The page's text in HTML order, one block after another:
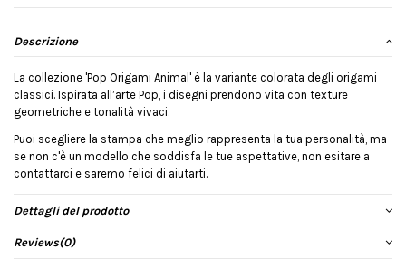
Descrizione
La collezione 'Pop Origami Animal' è la variante colorata degli origami
classici. Ispirata all’arte Pop, i disegni prendono vita con texture
geometriche e tonalità vivaci.
Puoi scegliere la stampa che meglio rappresenta la tua personalità, ma
se non c'è un modello che soddisfa le tue aspettative, non esitare a
contattarci e saremo felici di aiutarti.
Dettagli del prodotto
Reviews(0)